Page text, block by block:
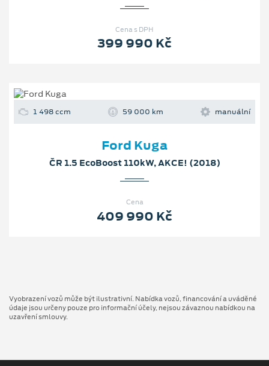
Cena s DPH
399 990 Kč
1 498 ccm 59 000 km manuální
Ford Kuga
ČR 1.5 EcoBoost 110kW, AKCE! (2018)
Cena
409 990 Kč
Vyobrazení vozů může být ilustrativní. Nabídka vozů, financování a uváděné
údaje jsou určeny pouze pro informační účely, nejsou závaznou nabídkou na
uzavření smlouvy.